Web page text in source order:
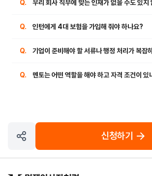
우리 회사 직무에 맞는 인재가 없을 수도 있지
인턴에게 4대 보험을 가입해 줘야 하나요?
기업이 준비해야 할 서류나 행정 처리가 복잡
멘토는 어떤 역할을 해야 하고 자격 조건이 있
신청하기